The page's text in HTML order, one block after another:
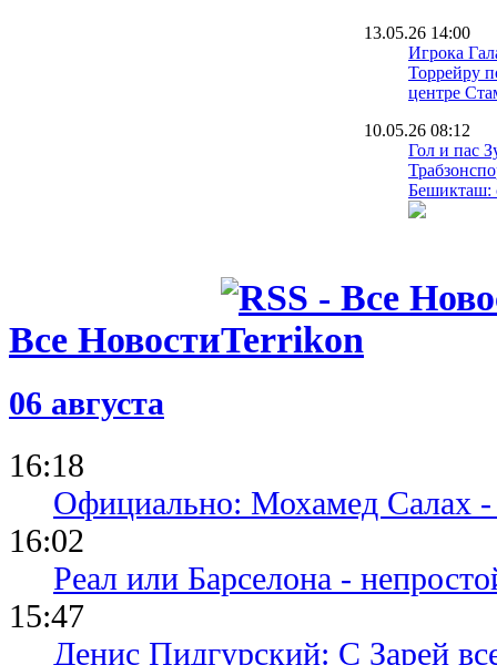
13.05.26 14:00
Игрока
Торрейру
центре
10.05.26 08:12
Гол и пас
Бешикташ:
что у них
Зубкову
победить
Все Новости
06 августа
16:18
Официально: Мохамед Салах -
16:02
Реал или Барселона -
15:47
Денис Пидгурский: С Зарей